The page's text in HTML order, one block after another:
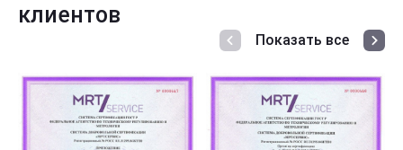
клиентов
Показать все